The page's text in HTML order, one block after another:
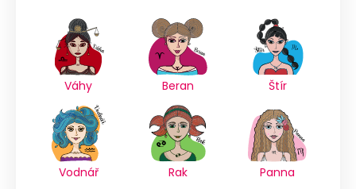
Váhy Beran Štír
Vodnář Rak Panna